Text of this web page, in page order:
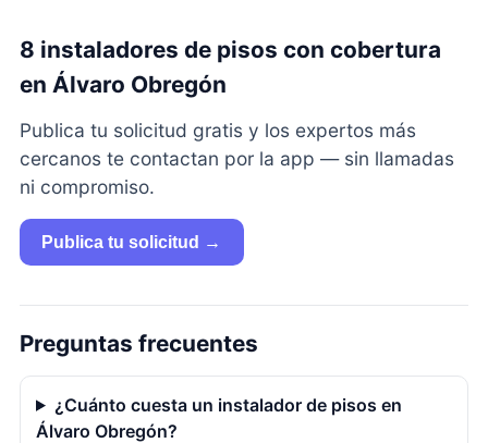
8 instaladores de pisos con cobertura
en Álvaro Obregón
Publica tu solicitud gratis y los expertos más
cercanos te contactan por la app — sin llamadas
ni compromiso.
Publica tu solicitud →
Preguntas frecuentes
¿Cuánto cuesta un instalador de pisos en
Álvaro Obregón?